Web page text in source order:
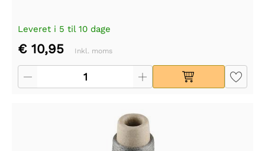
Leveret i 5 til 10 dage
€ 10,95 Inkl. moms